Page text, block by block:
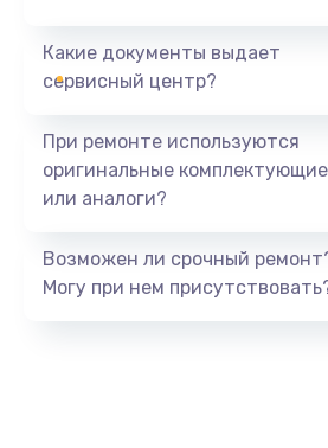
Чистка оптической
Не включается
Заказать
Какие документы выдает
сервисный центр?
При ремонте используются
оригинальные комплектующие
или аналоги?
Возможен ли срочный
Могу при нем